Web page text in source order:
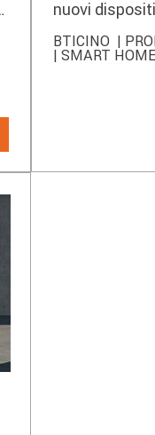
nuovi
BTICINO |
| SMART